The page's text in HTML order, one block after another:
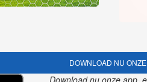
DOWNLOAD NU